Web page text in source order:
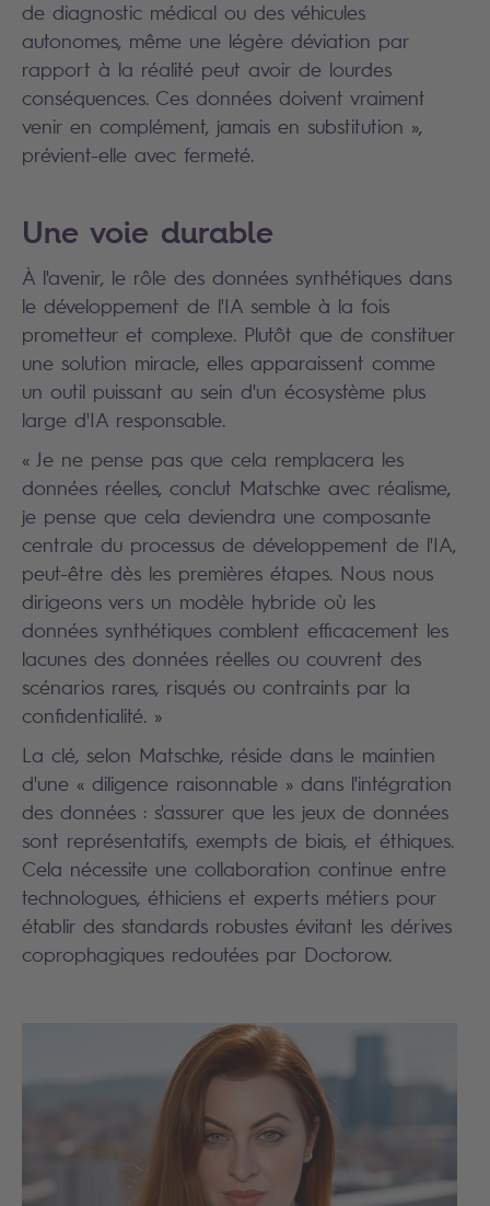
de diagnostic médical ou des véhicules
autonomes, même une légère déviation par
rapport à la réalité peut avoir de lourdes
conséquences. Ces données doivent vraiment
venir en complément, jamais en substitution »,
prévient-elle avec fermeté.
Une voie durable
À l'avenir, le rôle des données synthétiques dans
le développement de l'IA semble à la fois
prometteur et complexe. Plutôt que de constituer
une solution miracle, elles apparaissent comme
un outil puissant au sein d'un écosystème plus
large d'IA responsable.
« Je ne pense pas que cela remplacera les
données réelles, conclut Matschke avec réalisme,
je pense que cela deviendra une composante
centrale du processus de développement de l'IA,
peut-être dès les premières étapes. Nous nous
dirigeons vers un modèle hybride où les
données synthétiques comblent efficacement les
lacunes des données réelles ou couvrent des
scénarios rares, risqués ou contraints par la
confidentialité. »
La clé, selon Matschke, réside dans le maintien
d'une « diligence raisonnable » dans l'intégration
des données : s'assurer que les jeux de données
sont représentatifs, exempts de biais, et éthiques.
Cela nécessite une collaboration continue entre
technologues, éthiciens et experts métiers pour
établir des standards robustes évitant les dérives
coprophagiques redoutées par Doctorow.